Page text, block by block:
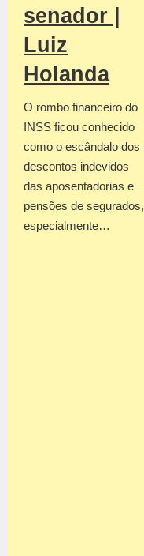
senador |
Luiz
Holanda
O rombo financeiro do
INSS ficou conhecido
como o escândalo dos
descontos indevidos
das aposentadorias e
pensões de segurados,
especialmente…